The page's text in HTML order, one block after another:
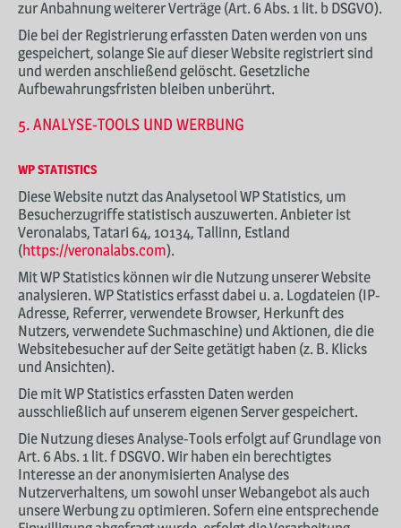
zur Anbahnung weiterer Verträge (Art. 6 Abs. 1 lit. b DSGVO).
Die bei der Registrierung erfassten Daten werden von uns
gespeichert, solange Sie auf dieser Website registriert sind
und werden anschließend gelöscht. Gesetzliche
Aufbewahrungsfristen bleiben unberührt.
5. ANALYSE-TOOLS UND WERBUNG
WP STATISTICS
Diese Website nutzt das Analysetool WP Statistics, um
Besucherzugriffe statistisch auszuwerten. Anbieter ist
Veronalabs, Tatari 64, 10134, Tallinn, Estland
(https://veronalabs.com).
Mit WP Statistics können wir die Nutzung unserer Website
analysieren. WP Statistics erfasst dabei u. a. Logdateien (IP-
Adresse, Referrer, verwendete Browser, Herkunft des
Nutzers, verwendete Suchmaschine) und Aktionen, die die
Websitebesucher auf der Seite getätigt haben (z. B. Klicks
und Ansichten).
Die mit WP Statistics erfassten Daten werden
ausschließlich auf unserem eigenen Server gespeichert.
Die Nutzung dieses Analyse-Tools erfolgt auf Grundlage von
Art. 6 Abs. 1 lit. f DSGVO. Wir haben ein berechtigtes
Interesse an der anonymisierten Analyse des
Nutzerverhaltens, um sowohl unser Webangebot als auch
unsere Werbung zu optimieren. Sofern eine entsprechende